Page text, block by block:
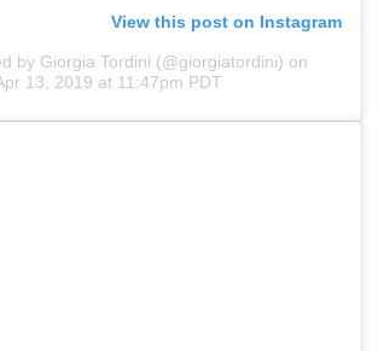
View this post on Instagram
by Giorgia Tordini (@giorgiatordini) on
13, 2019 at 11:47pm PDT